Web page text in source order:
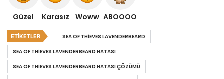
Güzel Karasız Woww ABOOOO
ETIKETLER
SEA OF THIEVES LAVENDERBEARD
SEA OF THIEVES LAVENDERBEARD HATASI
SEA OF THIEVES LAVENDERBEARD HATASI ÇÖZÜMÜ